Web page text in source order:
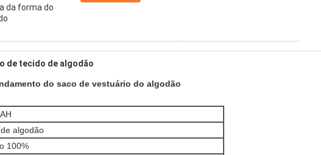
da forma do
de tecido de algodão
do saco de vestuário do algodão
algodão
100%